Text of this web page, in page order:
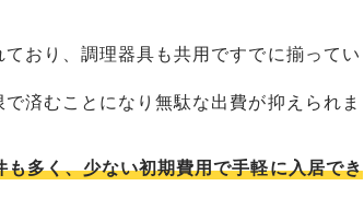
おり、調理器具も共用ですでに揃ってい
済むことになり無駄な出費が抑えられま
も多く、少ない初期費用で手軽に入居でき